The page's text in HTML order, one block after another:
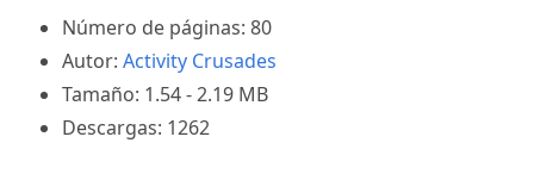
Número de páginas: 80
Autor: Activity Crusades
Tamaño: 1.54 - 2.19 MB
Descargas: 1262